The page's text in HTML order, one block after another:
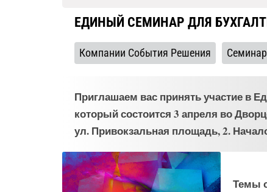
ЕДИНЫЙ СЕМИНАР ДЛЯ
Компании События Решения
Приглашаем вас принять участие в
который состоится 3 апреля во
ул. Привокзальная площадь, 2.
Темы